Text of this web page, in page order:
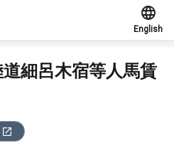
English
細呂木宿等人馬賃